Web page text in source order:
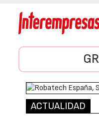
ACTUALIDAD